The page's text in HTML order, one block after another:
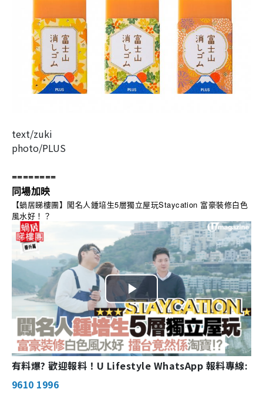
text/zuki
photo/PLUS
========
同場加映
【蝸居睇樓團】闖名人鍾培生5層獨立屋玩Staycation 富豪裝修白色
風水好！？
P
l
a
有料爆? 歡迎報料！U Lifestyle WhatsApp 報料專線:
9610 1996